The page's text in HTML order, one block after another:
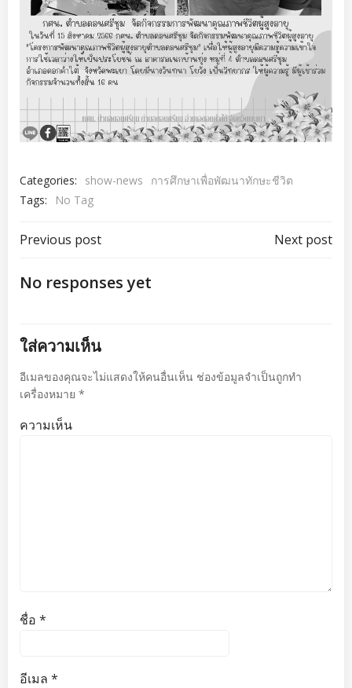
Categories: show-news
การศึกษาเพื่อพัฒนาทักษะชีวิต
Tags:
No Tag
เมนู
นำทาง
Previous post Next post
No responses yet
ใส่ความเห็น
อีเมลของคุณจะไม่แสดงให้คนอื่นเห็น ช่องข้อมูลจำเป็นถูกทำ
เครื่องหมาย *
ความเห็น
ชื่อ *
อีเมล *